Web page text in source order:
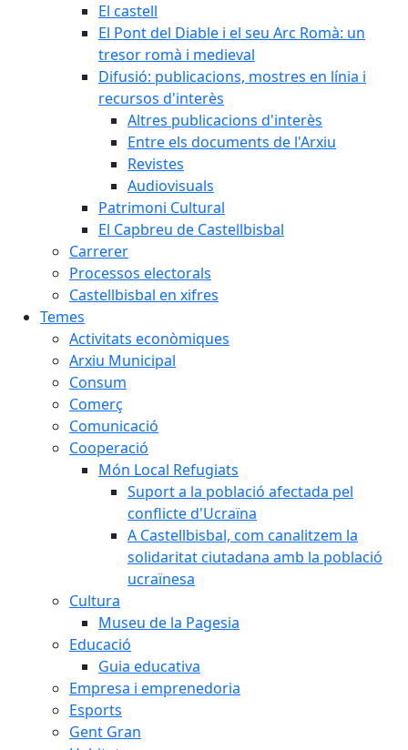
El castell
El Pont del Diable i el seu Arc Romà: un
tresor romà i medieval
Difusió: publicacions, mostres en línia i
recursos d'interès
Altres publicacions d'interès
Entre els documents de l'Arxiu
Revistes
Audiovisuals
Patrimoni Cultural
El Capbreu de Castellbisbal
Carrerer
Processos electorals
Castellbisbal en xifres
Temes
Activitats econòmiques
Arxiu Municipal
Consum
Comerç
Comunicació
Cooperació
Món Local Refugiats
Suport a la població afectada pel
conflicte d'Ucraïna
A Castellbisbal, com canalitzem la
solidaritat ciutadana amb la població
ucraïnesa
Cultura
Museu de la Pagesia
Educació
Guia educativa
Empresa i emprenedoria
Esports
Gent Gran